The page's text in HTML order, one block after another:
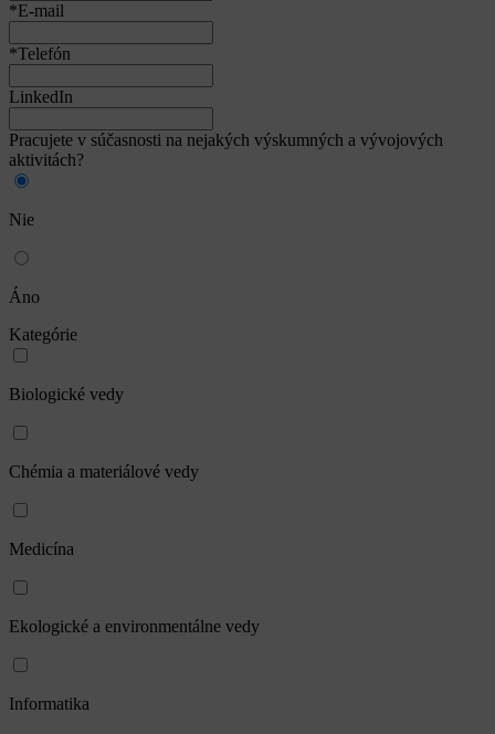
*E-mail
*Telefón
LinkedIn
Pracujete v súčasnosti na nejakých výskumných a vývojových
aktivitách?
Nie
Áno
Kategórie
Biologické vedy
Chémia a materiálové vedy
Medicína
Ekologické a environmentálne vedy
Informatika